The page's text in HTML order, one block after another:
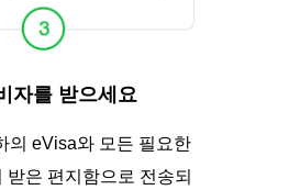
자를 받으세요
의 eVisa와 모든 필요한
받은 편지함으로 전송되